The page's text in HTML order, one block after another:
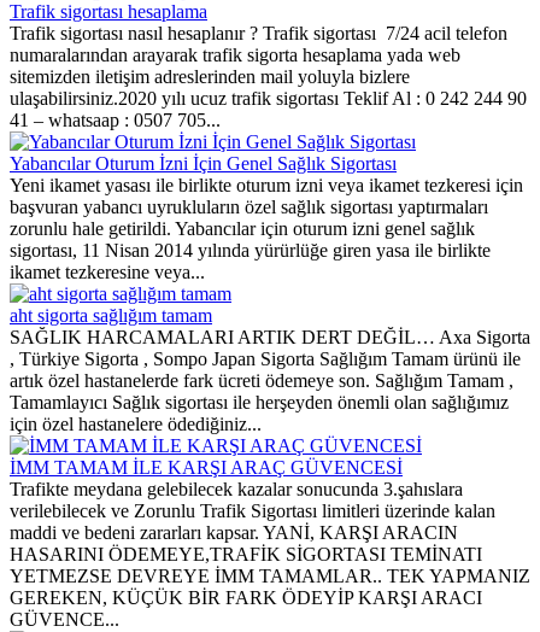
Trafik sigortası hesaplama
Trafik sigortası nasıl hesaplanır ? Trafik sigortası 7/24 acil telefon
numaralarından arayarak trafik sigorta hesaplama yada web
sitemizden iletişim adreslerinden mail yoluyla bizlere
ulaşabilirsiniz.2020 yılı ucuz trafik sigortası Teklif Al : 0 242 244 90
41 – whatsaap : 0507 705...
Yabancılar Oturum İzni İçin Genel Sağlık Sigortası
Yeni ikamet yasası ile birlikte oturum izni veya ikamet tezkeresi için
başvuran yabancı uyrukluların özel sağlık sigortası yaptırmaları
zorunlu hale getirildi. Yabancılar için oturum izni genel sağlık
sigortası, 11 Nisan 2014 yılında yürürlüğe giren yasa ile birlikte
ikamet tezkeresine veya...
aht sigorta sağlığım tamam
SAĞLIK HARCAMALARI ARTIK DERT DEĞİL… Axa Sigorta
, Türkiye Sigorta , Sompo Japan Sigorta Sağlığım Tamam ürünü ile
artık özel hastanelerde fark ücreti ödemeye son. Sağlığım Tamam ,
Tamamlayıcı Sağlık sigortası ile herşeyden önemli olan sağlığımız
için özel hastanelere ödediğiniz...
İMM TAMAM İLE KARŞI ARAÇ GÜVENCESİ
Trafikte meydana gelebilecek kazalar sonucunda 3.şahıslara
verilebilecek ve Zorunlu Trafik Sigortası limitleri üzerinde kalan
maddi ve bedeni zararları kapsar. YANİ, KARŞI ARACIN
HASARINI ÖDEMEYE,TRAFİK SİGORTASI TEMİNATI
YETMEZSE DEVREYE İMM TAMAMLAR.. TEK YAPMANIZ
GEREKEN, KÜÇÜK BİR FARK ÖDEYİP KARŞI ARACI
GÜVENCE...